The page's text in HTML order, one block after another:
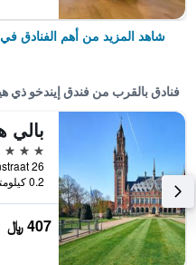
شاهد المزيد من أهم الفنادق في
فنادق بالقرب من فندق إيندخو ذي
بالي
4 نجوم
0.2 كيلومتر عن وسط المدينة
407 ﷼